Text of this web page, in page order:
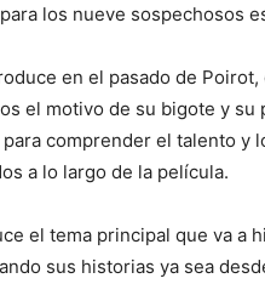
los nueve sospechosos
en el pasado de
el motivo de su bigote y su
comprender el talento y
a lo largo de la película.
el tema principal que va a
sus historias ya sea